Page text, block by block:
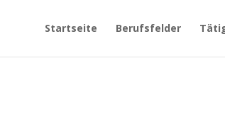
Startseite Berufsfelder